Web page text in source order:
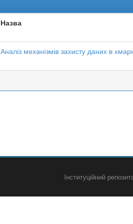
Назва
Аналіз механізмів захисту даних в
Інституційний